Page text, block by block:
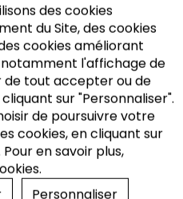
des cookies
du Site, des cookies
cookies améliorant
l'affichage de
de tout accepter ou de
sur "Personnaliser".
de poursuivre votre
cookies, en cliquant sur
en savoir plus,
Personnaliser